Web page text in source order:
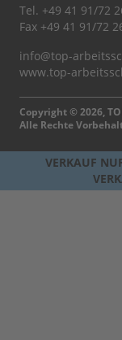
Tel. +49 41 91/72
Fax +49 41 91/72
info@top-
www.top-
Copyright © 2026,
Alle Rechte
VERKAUF